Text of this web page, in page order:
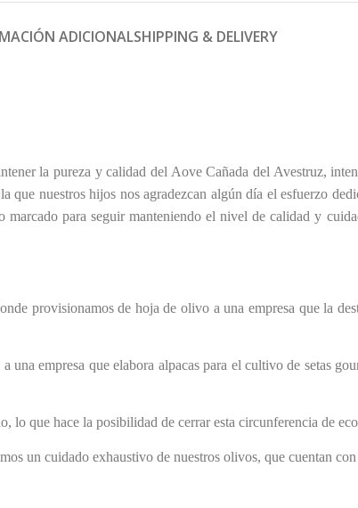
ADICIONALSHIPPING & DELIVERY
la pureza y calidad del Aove Cañada del Avestruz,
nuestros hijos nos agradezcan algún día el esfuerzo
para seguir manteniendo el nivel de calidad y
provisionamos de hoja de olivo a una empresa que la
empresa que elabora alpacas para el cultivo de setas
lo que hace la posibilidad de cerrar esta circunferencia de
un cuidado exhaustivo de nuestros olivos, que cuentan